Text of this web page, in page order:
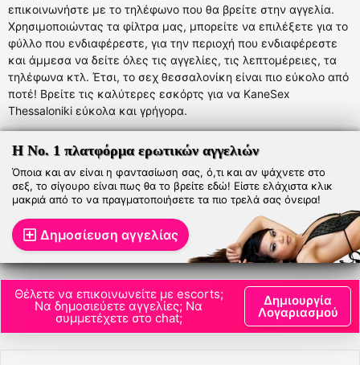
επικοινωνήστε με το τηλέφωνο που θα βρείτε στην αγγελία.
Χρησιμοποιώντας τα φίλτρα μας, μπορείτε να επιλέξετε για το
φύλλο που ενδιαφέρεστε, για την περιοχή που ενδιαφέρεστε
και άμμεσα να δείτε όλες τις αγγελίες, τις λεπτομέρειες, τα
τηλέφωνα κτλ. Έτσι, το σεχ θεσσαλονίκη είναι πιο εύκολο από
ποτέ! Βρείτε τις καλύτερες εσκόρτς για να KaneSex
Thessaloniki εύκολα και γρήγορα.
Η Νο. 1 πλατφόρμα ερωτικών αγγελιών
Όποια και αν είναι η φαντασίωση σας, ό,τι και αν ψάχνετε στο
σεξ, το σίγουρο είναι πως θα το βρείτε εδώ! Είστε ελάχιστα κλικ
μακριά από το να πραγματοποιήσετε τα πιο τρελά σας όνειρα!
Δημοσίευση αγγελίας
Θέλετε να επικοινωνείτε με escorts;
Να δημοσιεύετε αγγελίες; Να
συμμετέχετε στο chat;
Δημιουργία
Λογαριασμού